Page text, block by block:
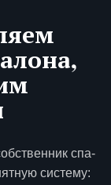
спа-
систему: